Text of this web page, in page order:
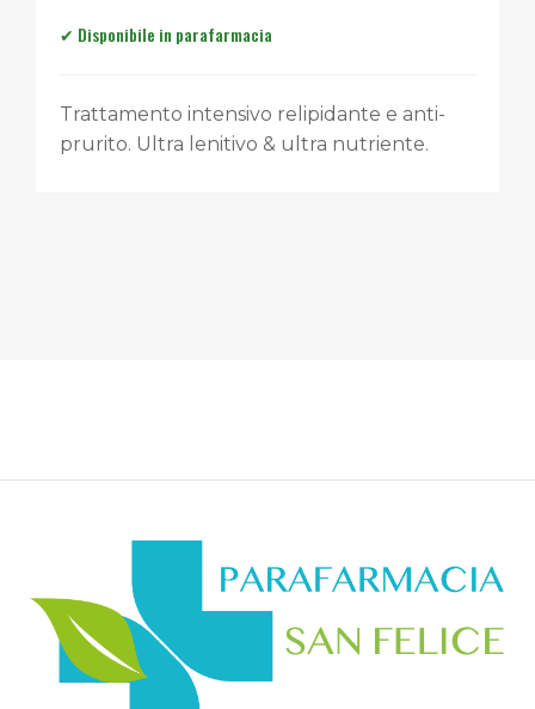
Trattamento intensivo relipidante e anti-
prurito. Ultra lenitivo & ultra nutriente.